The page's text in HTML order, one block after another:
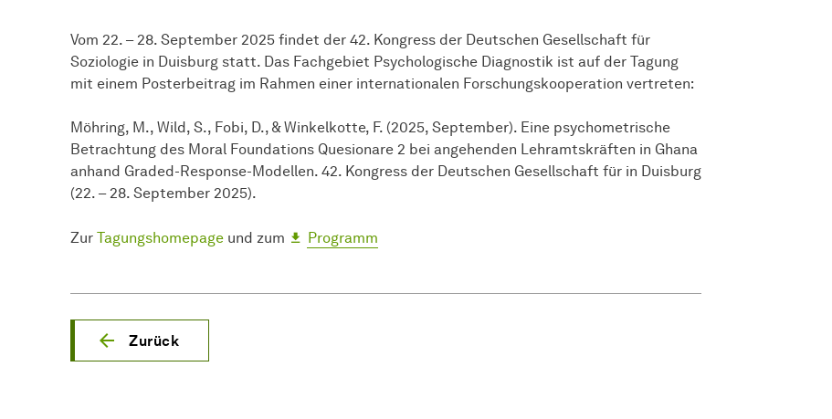
Vom 22. – 28. September 2025 findet der 42. Kongress der Deutschen Gesellschaft für
Soziologie in Duisburg statt. Das Fachgebiet Psychologische Diagnostik ist auf der Tagung
mit einem Posterbeitrag im Rahmen einer internationalen Forschungskooperation vertreten:
Möhring, M., Wild, S., Fobi, D., & Winkelkotte, F. (2025, September). Eine psychometrische
Betrachtung des Moral Foundations Quesionare 2 bei angehenden Lehramtskräften in Ghana
anhand Graded-Response-Modellen. 42. Kongress der Deutschen Gesellschaft für in Duisburg
(22. – 28. September 2025).
Zur Tagungshomepage und zum Programm
Zurück